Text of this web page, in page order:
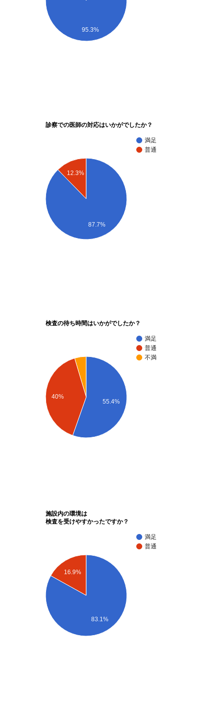
95.3%
診察での医師の対応はいかがでしたか？
満足
普通
12.3%
87.7%
検査の待ち時間はいかがでしたか？
満足
普通
不満
40%
55.4%
施設内の環境は
検査を受けやすかったですか？
満足
普通
16.9%
83.1%